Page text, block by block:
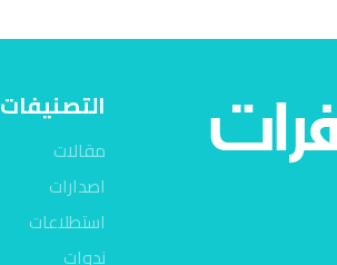
التصنيفات
مقالات
اصدارات
استطلاعات
ندوات